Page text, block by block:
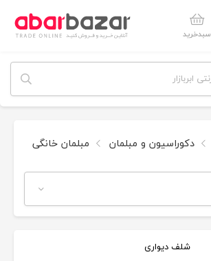
سبدخرید
دکوراسیون و مبلمان مبلمان خانگی
شلف دیواری